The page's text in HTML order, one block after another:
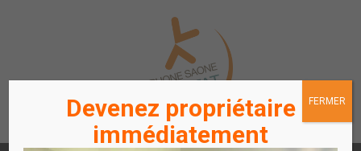
Devenez propriétaire
immédiatement
FERMER